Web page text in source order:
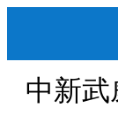
中新武